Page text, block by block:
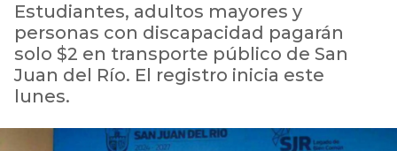
Estudiantes, adultos mayores y
personas con discapacidad pagarán
solo $2 en transporte público de San
Juan del Río. El registro inicia este
lunes.